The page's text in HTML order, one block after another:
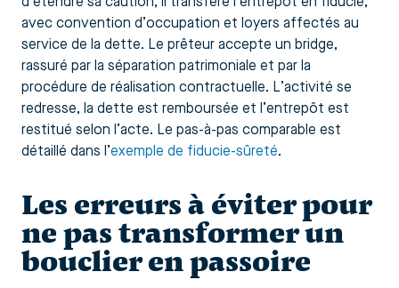
avec convention d’occupation et loyers affectés au
service de la dette. Le prêteur accepte un bridge,
rassuré par la séparation patrimoniale et par la
procédure de réalisation contractuelle. L’activité se
redresse, la dette est remboursée et l’entrepôt est
restitué selon l’acte. Le pas-à-pas comparable est
détaillé dans l’exemple de fiducie-sûreté.
Les erreurs à éviter pour
ne pas transformer un
bouclier en passoire